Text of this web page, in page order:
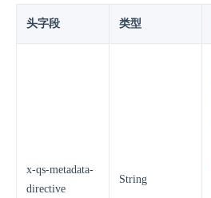
头字段 类型
x-qs-metadata-
directive
String